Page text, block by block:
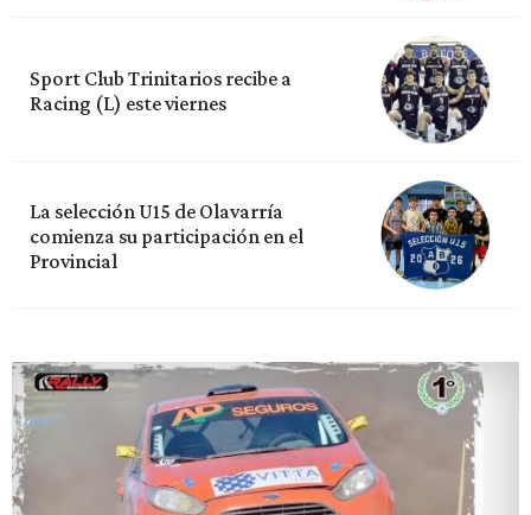
Sport Club Trinitarios recibe a
Racing (L) este viernes
La selección U15 de Olavarría
comienza su participación en el
Provincial